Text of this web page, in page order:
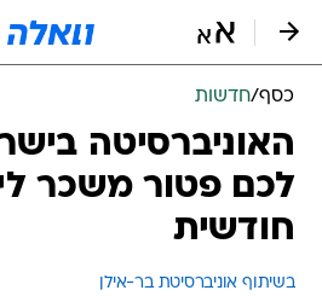
כסף/חדשות
האוניברסיטה
לכם פטור משכר
חודשית
בשיתוף אוניברסיטת בר-אילן